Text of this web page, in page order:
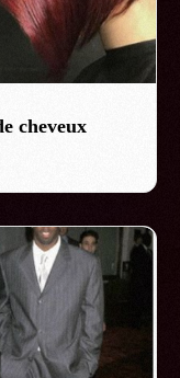
cheveux